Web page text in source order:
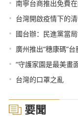
• 南寧台商推出免費
• 台灣開啟疫情下的
• 國台辦：民進黨當
• 廣州推出“穗康碼”
• “守護家園是最美畫
• 台灣的口罩之亂
要聞